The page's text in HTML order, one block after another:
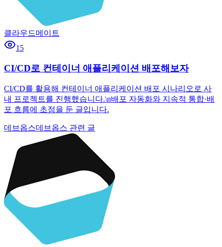
클라우드메이트
15
CI/CD로 컨테이너 애플리케이션 배포해보자
CI/CD를 활용해 컨테이너 애플리케이션 배포 시나리오로 사
내 프로젝트를 진행했습니다.\n배포 자동화와 지속적 통합·배
포 흐름에 초점을 둔 글입니다.
데브옵스데브옵스 관련 글